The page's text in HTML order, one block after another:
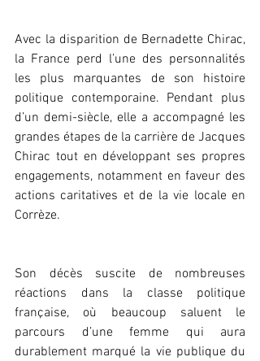
Avec la disparition de Bernadette Chirac,
la France perd l’une des personnalités
les plus marquantes de son histoire
politique contemporaine. Pendant plus
d’un demi-siècle, elle a accompagné les
grandes étapes de la carrière de Jacques
Chirac tout en développant ses propres
engagements, notamment en faveur des
actions caritatives et de la vie locale en
Corrèze.
Son décès suscite de nombreuses
réactions dans la classe politique
française, où beaucoup saluent le
parcours d’une femme qui aura
durablement marqué la vie publique du